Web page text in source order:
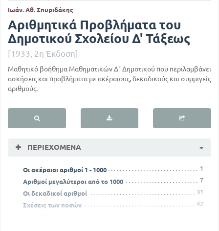
Ιωάν. Αθ. Σπυριδάκης
Αριθμητικά Προβλήματα του
Δημοτικού Σχολείου Δ' Τάξεως
[1933, 2η Έκδοση]
Μαθητικό βοήθημα Μαθηματικών Δ΄ Δημοτικού που περιλαμβάνει
ασκήσεις και προβλήματα με ακέραιους, δεκαδικούς και συμμιγείς
αριθμούς.
ΠΕΡΙΕΧΌΜΕΝΑ
Οι ακέραιοι αριθμοί 1 - 1000
1
Αριθμοί μεγαλύτεροι από το 1000
7
Οι δεκαδικοί αριθμοί
31
Σχέσεις των ποσών
42